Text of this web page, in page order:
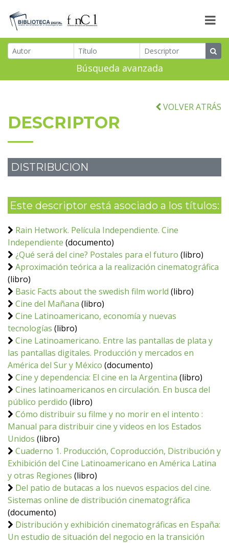
Búsqueda avanzada
VOLVER ATRÁS
DESCRIPTOR
DISTRIBUCION
Este descriptor está asociado a los títulos:
Rain Hetwork. Película Independiente. Cine
Independiente (documento)
¿Qué será del cine? Postales para el futuro (libro)
Aproximación teórica a la realización cinematográfica
(libro)
Basic Facts about the swedish film world (libro)
Cine del Mañana (libro)
Cine Latinoamericano, economía y nuevas
tecnologías (libro)
Cine Latinoamericano. Entre las pantallas de plata y
las pantallas digitales. Producción y mercados en
América del Sur y México (documento)
Cine y dependencia: El cine en la Argentina (libro)
Cines latinoamericanos en circulación. En busca del
público perdido (libro)
Cómo distribuir su filme y no morir en el intento :
Manual para distribuir cine y videos en los Estados
Unidos (libro)
Cuaderno 1. Producción, Coproducción, Distribución y
Exhibición del Cine Latinoamericano en América Latina
y otras Regiones (libro)
Del patio de butacas a los nuevos espacios del cine.
Sistemas online de distribución cinematográfica
(documento)
Distribución y exhibición cinematográficas en España:
Un estudio de situación del negocio en la transición